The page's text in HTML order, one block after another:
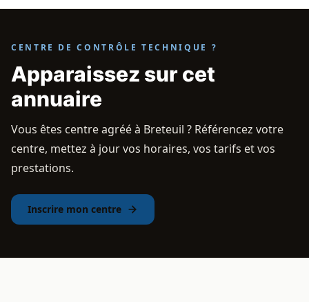
CENTRE DE CONTRÔLE TECHNIQUE ?
Apparaissez sur cet
annuaire
Vous êtes centre agréé à Breteuil ? Référencez votre
centre, mettez à jour vos horaires, vos tarifs et vos
prestations.
Inscrire mon centre